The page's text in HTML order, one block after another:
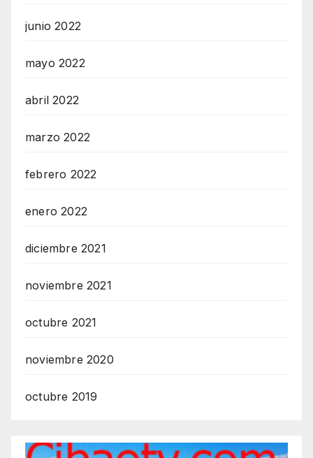
junio 2022
mayo 2022
abril 2022
marzo 2022
febrero 2022
enero 2022
diciembre 2021
noviembre 2021
octubre 2021
noviembre 2020
octubre 2019